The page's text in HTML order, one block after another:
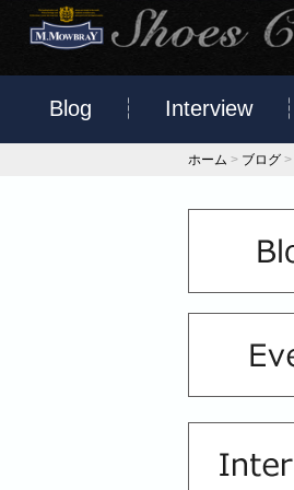
Blog Interview
ホーム > ブログ >